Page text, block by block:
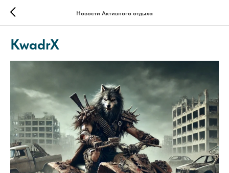
Новости Активного отдыха
KwadrX